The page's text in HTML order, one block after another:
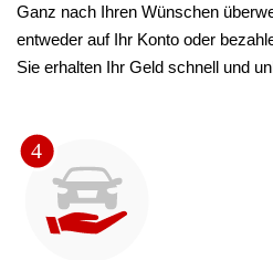
Ganz nach Ihren Wünschen
entweder auf Ihr Konto oder
Sie erhalten Ihr Geld schnell und